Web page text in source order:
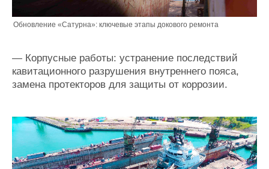
Обновление «Сатурна»: ключевые этапы докового ремонта
— Корпусные работы: устранение последствий
кавитационного разрушения внутреннего пояса,
замена протекторов для защиты от коррозии.